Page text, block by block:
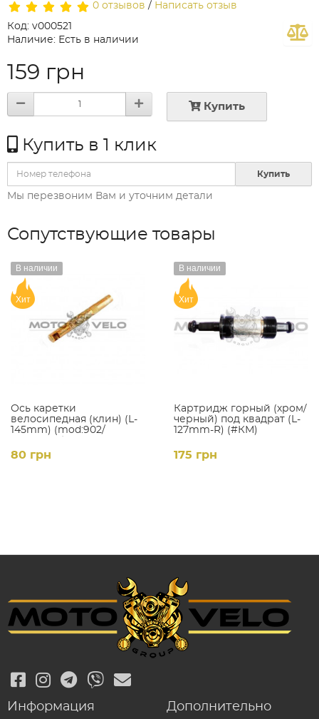
0 отзывов / Написать отзыв
Код: v000521
Наличие: Есть в наличии
159 грн
Купить
Купить в 1 клик
Купить
Мы перезвоним Вам и уточним детали
Сопутствующие товары
Ось каретки
велосипедная (клин) (L-
145mm) (mod:902/
В наличии
Хит
80 грн
Картридж горный (хром/
черный) под квадрат (L-
127mm-R) (#КМ)
В наличии
Хит
175 грн
Информация Дополнительно